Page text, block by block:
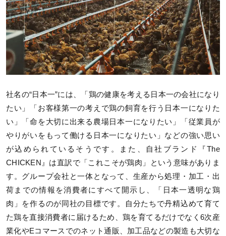
社名の“日本一”には、「鶏の健康を考える日本一の会社になり
たい」「お客様第一の考えで鶏の飼育を行う日本一になりた
い」「命を大切に出来る農場日本一になりたい」「従業員が
やりがいをもって働ける日本一になりたい」などの強い思い
が込められているそうです。また、自社ブランド『The
CHICKEN』は直訳で「これこそが鶏肉」という意味がありま
す。グループ会社と一体となって、生産から処理・加工・出
荷までの情報を消費者にすべて開示し、「日本一透明な鶏
肉」を作るのが同社の目標です。自分たちで丹精込めて育て
た鶏を直接消費者に届けるため、鶏を育てるだけでなく6次産
業化やEコマースでのネット通販、加工品などの製造も大切な